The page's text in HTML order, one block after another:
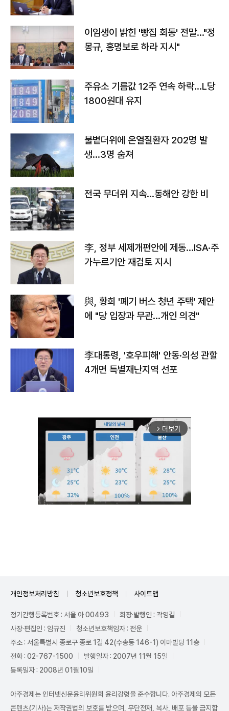
이임생이 밝힌 '빵집 회동' 전말…"정
몽규, 홍명보로 하라 지시"
주유소 기름값 12주 연속 하락…L당
1800원대 유지
불볕더위에 온열질환자 202명 발
생…3명 숨져
전국 무더위 지속…동해안 강한 비
李, 정부 세제개편안에 제동…ISA·주
가누르기안 재검토 지시
與, 황희 '폐기 버스 청년 주택' 제안
에 "당 입장과 무관…개인 의견"
李대통령, '호우피해' 안동·의성 관할
4개면 특별재난지역 선포
arrow_forward_ios 더보기
개인정보처리방침 청소년보호정책 사이트맵
정기간행등록번호 : 서울 아 00493
회장·발행인 : 곽영길
사장·편집인 : 임규진
청소년보호책임자 : 전운
주소 : 서울특별시 종로구 종로 1길 42(수송동 146-1) 이마빌딩 11층
전화 : 02-767-1500
발행일자 : 2007년 11월 15일
등록일자 : 2008년 01월10일
아주경제는 인터넷신문윤리위원회 윤리강령을 준수합니다. 아주경제의 모든
콘텐츠(기사)는 저작권법의 보호를 받으며, 무단전재, 복사, 배포 등을 금지합